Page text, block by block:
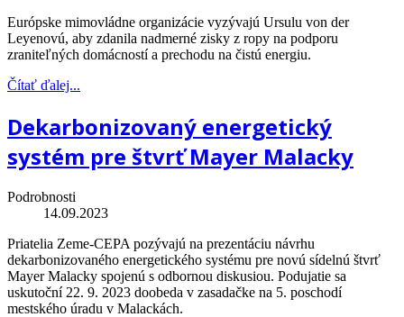
Európske mimovládne organizácie vyzývajú Ursulu von der
Leyenovú, aby zdanila nadmerné zisky z ropy na podporu
zraniteľných domácností a prechodu na čistú energiu.
Čítať ďalej...
Dekarbonizovaný energetický
systém pre štvrť Mayer Malacky
Podrobnosti
14.09.2023
Priatelia Zeme-CEPA pozývajú na prezentáciu návrhu
dekarbonizovaného energetického systému pre novú sídelnú štvrť
Mayer Malacky spojenú s odbornou diskusiou. Podujatie sa
uskutoční 22. 9. 2023 doobeda v zasadačke na 5. poschodí
mestského úradu v Malackách.